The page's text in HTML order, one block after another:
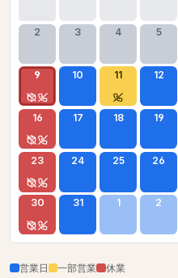
2 3 4 5
9 10 11 12
16 17 18 19
23 24 25 26
30 31 1 2
営業日 一部営業 休業